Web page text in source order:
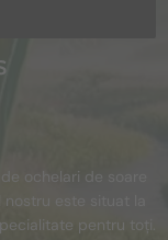
ochelari de soare
este situat la
pentru toți.